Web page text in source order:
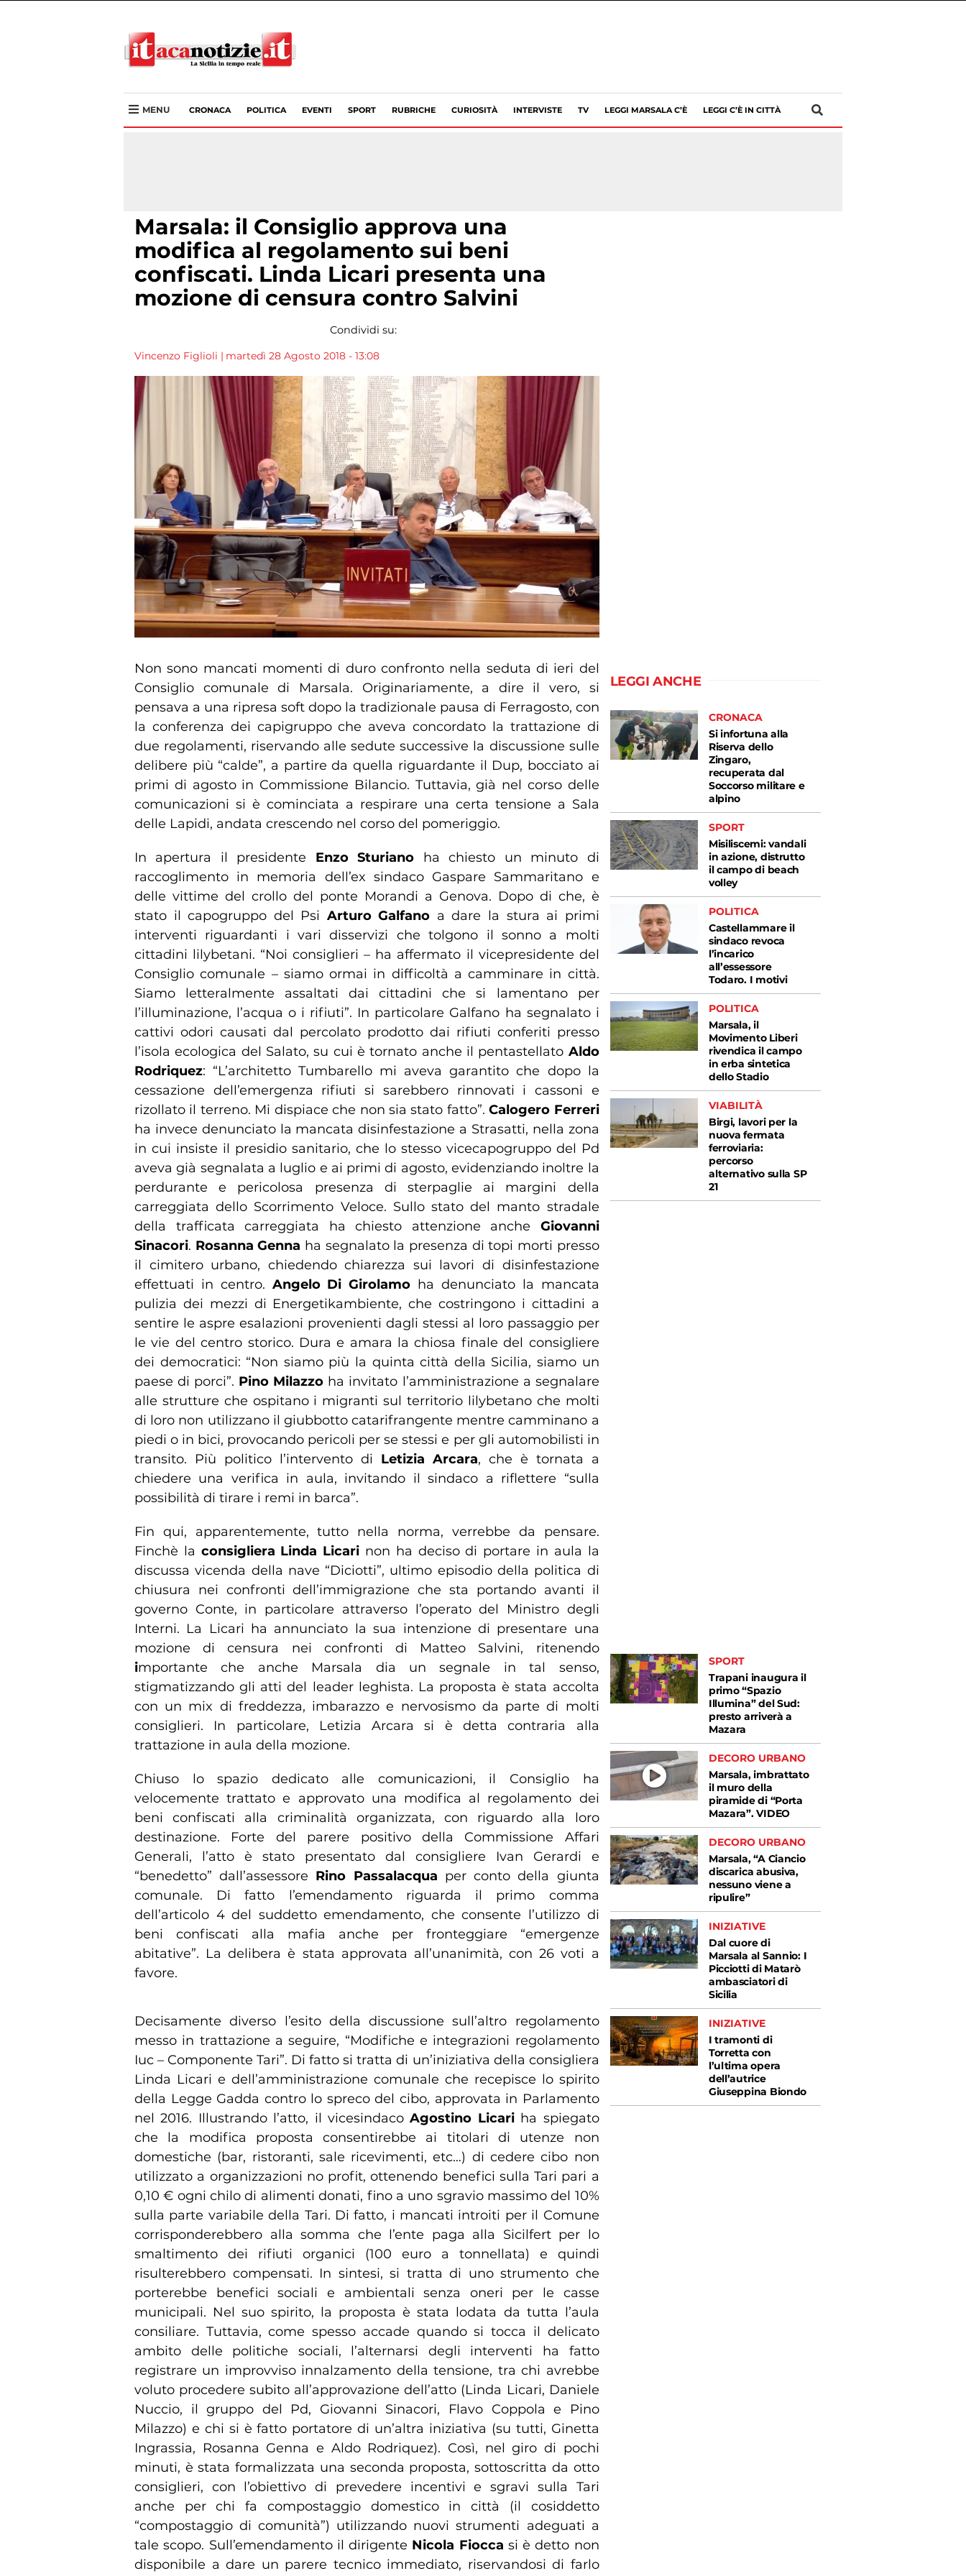
MENU CRONACA POLITICA EVENTI SPORT RUBRICHE CURIOSITÀ INTERVISTE TV LEGGI MARSALA C’È LEGGI C’È IN CITTÀ
Marsala: il Consiglio approva una
modifica al regolamento sui beni
confiscati. Linda Licari presenta una
mozione di censura contro Salvini
Condividi su:
Vincenzo Figlioli | martedì 28 Agosto 2018 - 13:08
Non sono mancati momenti di duro confronto nella seduta di ieri del
Consiglio comunale di Marsala. Originariamente, a dire il vero, si
pensava a una ripresa soft dopo la tradizionale pausa di Ferragosto, con
la conferenza dei capigruppo che aveva concordato la trattazione di
due regolamenti, riservando alle sedute successive la discussione sulle
delibere più “calde”, a partire da quella riguardante il Dup, bocciato ai
primi di agosto in Commissione Bilancio. Tuttavia, già nel corso delle
comunicazioni si è cominciata a respirare una certa tensione a Sala
delle Lapidi, andata crescendo nel corso del pomeriggio.
In apertura il presidente Enzo Sturiano ha chiesto un minuto di
raccoglimento in memoria dell’ex sindaco Gaspare Sammaritano e
delle vittime del crollo del ponte Morandi a Genova. Dopo di che, è
stato il capogruppo del Psi Arturo Galfano a dare la stura ai primi
interventi riguardanti i vari disservizi che tolgono il sonno a molti
cittadini lilybetani. “Noi consiglieri – ha affermato il vicepresidente del
Consiglio comunale – siamo ormai in difficoltà a camminare in città.
Siamo letteralmente assaltati dai cittadini che si lamentano per
l’illuminazione, l’acqua o i rifiuti”. In particolare Galfano ha segnalato i
cattivi odori causati dal percolato prodotto dai rifiuti conferiti presso
l’isola ecologica del Salato, su cui è tornato anche il pentastellato Aldo
Rodriquez: “L’architetto Tumbarello mi aveva garantito che dopo la
cessazione dell’emergenza rifiuti si sarebbero rinnovati i cassoni e
rizollato il terreno. Mi dispiace che non sia stato fatto”.Calogero Ferreri
ha invece denunciato la mancata disinfestazione a Strasatti, nella zona
in cui insiste il presidio sanitario, che lo stesso vicecapogruppo del Pd
aveva già segnalata a luglio e ai primi di agosto, evidenziando inoltre la
perdurante e pericolosa presenza di sterpaglie ai margini della
carreggiata dello Scorrimento Veloce. Sullo stato del manto stradale
della trafficata carreggiata ha chiesto attenzione anche Giovanni
Sinacori. Rosanna Genna ha segnalato la presenza di topi morti presso
il cimitero urbano, chiedendo chiarezza sui lavori di disinfestazione
effettuati in centro. Angelo Di Girolamo ha denunciato la mancata
pulizia dei mezzi di Energetikambiente, che costringono i cittadini a
sentire le aspre esalazioni provenienti dagli stessi al loro passaggio per
le vie del centro storico. Dura e amara la chiosa finale del consigliere
dei democratici: “Non siamo più la quinta città della Sicilia, siamo un
paese di porci”. Pino Milazzo ha invitato l’amministrazione a segnalare
alle strutture che ospitano i migranti sul territorio lilybetano che molti
di loro non utilizzano il giubbotto catarifrangente mentre camminano a
piedi o in bici, provocando pericoli per se stessi e per gli automobilisti in
transito. Più politico l’intervento di Letizia Arcara, che è tornata a
chiedere una verifica in aula, invitando il sindaco a riflettere “sulla
possibilità di tirare i remi in barca”.
Fin qui, apparentemente, tutto nella norma, verrebbe da pensare.
Finchè la consigliera Linda Licari non ha deciso di portare in aula la
discussa vicenda della nave “Diciotti”, ultimo episodio della politica di
chiusura nei confronti dell’immigrazione che sta portando avanti il
governo Conte, in particolare attraverso l’operato del Ministro degli
Interni. La Licari ha annunciato la sua intenzione di presentare una
mozione di censura nei confronti di Matteo Salvini, ritenendo
importante che anche Marsala dia un segnale in tal senso,
stigmatizzando gli atti del leader leghista. La proposta è stata accolta
con un mix di freddezza, imbarazzo e nervosismo da parte di molti
consiglieri. In particolare, Letizia Arcara si è detta contraria alla
trattazione in aula della mozione.
Chiuso lo spazio dedicato alle comunicazioni, il Consiglio ha
velocemente trattato e approvato una modifica al regolamento dei
beni confiscati alla criminalità organizzata, con riguardo alla loro
destinazione. Forte del parere positivo della Commissione Affari
Generali, l’atto è stato presentato dal consigliere Ivan Gerardi e
“benedetto” dall’assessore Rino Passalacqua per conto della giunta
comunale. Di fatto l’emendamento riguarda il primo comma
dell’articolo 4 del suddetto emendamento, che consente l’utilizzo di
beni confiscati alla mafia anche per fronteggiare “emergenze
abitative”. La delibera è stata approvata all’unanimità, con 26 voti a
favore.
Decisamente diverso l’esito della discussione sull’altro regolamento
messo in trattazione a seguire, “Modifiche e integrazioni regolamento
Iuc – Componente Tari”. Di fatto si tratta di un’iniziativa della consigliera
Linda Licari e dell’amministrazione comunale che recepisce lo spirito
della Legge Gadda contro lo spreco del cibo, approvata in Parlamento
nel 2016. Illustrando l’atto, il vicesindacoAgostino Licari ha spiegato
che la modifica proposta consentirebbe ai titolari di utenze non
domestiche (bar, ristoranti, sale ricevimenti, etc…) di cedere cibo non
utilizzato a organizzazioni no profit, ottenendo benefici sulla Tari pari a
0,10 € ogni chilo di alimenti donati, fino a uno sgravio massimo del 10%
sulla parte variabile della Tari. Di fatto, i mancati introiti per il Comune
corrisponderebbero alla somma che l’ente paga alla Sicilfert per lo
smaltimento dei rifiuti organici (100 euro a tonnellata) e quindi
risulterebbero compensati. In sintesi, si tratta di uno strumento che
porterebbe benefici sociali e ambientali senza oneri per le casse
municipali. Nel suo spirito, la proposta è stata lodata da tutta l’aula
consiliare. Tuttavia, come spesso accade quando si tocca il delicato
ambito delle politiche sociali, l’alternarsi degli interventi ha fatto
registrare un improvviso innalzamento della tensione, tra chi avrebbe
voluto procedere subito all’approvazione dell’atto (Linda Licari, Daniele
Nuccio, il gruppo del Pd, Giovanni Sinacori, Flavo Coppola e Pino
Milazzo) e chi si è fatto portatore di un’altra iniziativa (su tutti, Ginetta
Ingrassia, Rosanna Genna e Aldo Rodriquez). Così, nel giro di pochi
minuti, è stata formalizzata una seconda proposta, sottoscritta da otto
consiglieri, con l’obiettivo di prevedere incentivi e sgravi sulla Tari
anche per chi fa compostaggio domestico in città (il cosiddetto
“compostaggio di comunità”) utilizzando nuovi strumenti adeguati a
tale scopo. Sull’emendamento il dirigente Nicola Fiocca si è detto non
disponibile a dare un parere tecnico immediato, riservandosi di farlo
LEGGI ANCHE
CRONACA
Si infortuna alla
Riserva dello
Zingaro,
recuperata dal
Soccorso militare e
alpino
SPORT
Misiliscemi: vandali
in azione, distrutto
il campo di beach
volley
POLITICA
Castellammare il
sindaco revoca
l’incarico
all’essessore
Todaro. I motivi
POLITICA
Marsala, il
Movimento Liberi
rivendica il campo
in erba sintetica
dello Stadio
VIABILITÀ
Birgi, lavori per la
nuova fermata
ferroviaria:
percorso
alternativo sulla SP
21
SPORT
Trapani inaugura il
primo “Spazio
Illumina” del Sud:
presto arriverà a
Mazara
DECORO URBANO
Marsala, imbrattato
il muro della
piramide di “Porta
Mazara”. VIDEO
DECORO URBANO
Marsala, “A Ciancio
discarica abusiva,
nessuno viene a
ripulire”
INIZIATIVE
Dal cuore di
Marsala al Sannio: I
Picciotti di Matarò
ambasciatori di
Sicilia
INIZIATIVE
I tramonti di
Torretta con
l’ultima opera
dell’autrice
Giuseppina Biondo